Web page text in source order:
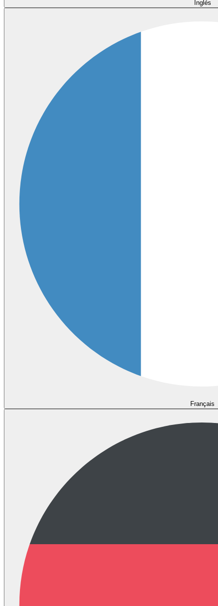
Inglés
Français